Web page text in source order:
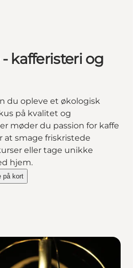
kafferisteri og
du opleve et økologisk
på kvalitet og
møder du passion for kaffe
at smage friskristede
eller tage unikke
hjem.
- kafferisteri og café"
på kortCoffee - kafferisteri og café on_map